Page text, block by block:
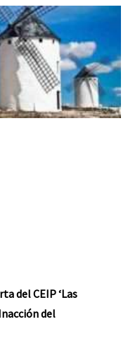
del CEIP ‘Las
del